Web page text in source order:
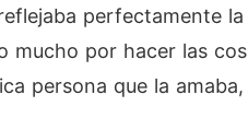
perfectamente
mucho por hacer las
persona que la